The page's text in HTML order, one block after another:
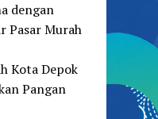
dengan
Pasar Murah
Kota Depok
Pangan